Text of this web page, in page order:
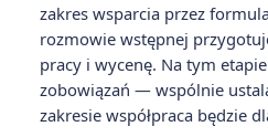
zakres wsparcia przez
rozmowie wstępnej
pracy i wycenę. Na tym
zobowiązań — wspólnie
zakresie współpraca będzie